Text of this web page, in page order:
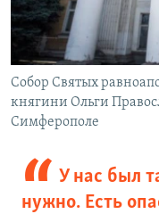
Собор Святых
княгини Ольги
Симферополе
У нас был
нужно. Есть